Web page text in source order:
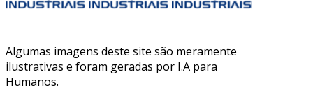
Algumas imagens deste site são meramente
ilustrativas e foram geradas por I.A para
Humanos.